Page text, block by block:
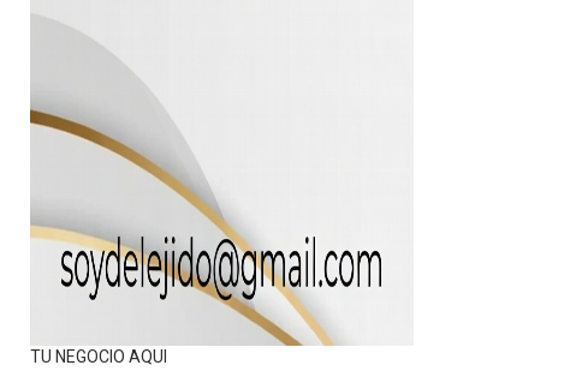
TU NEGOCIO AQUI